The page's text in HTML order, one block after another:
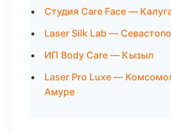
Студия Care Face —
Laser Silk Lab —
ИП Body Care — Кызыл
Laser Pro Luxe —
Амуре